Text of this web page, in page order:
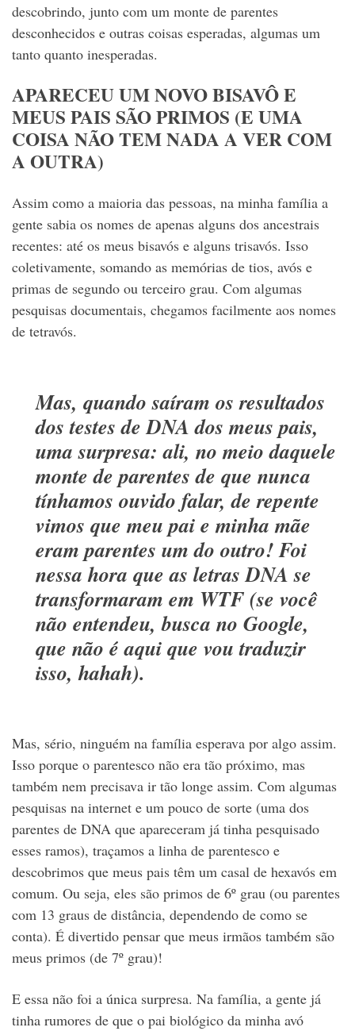
descobrindo, junto com um monte de parentes
desconhecidos e outras coisas esperadas, algumas um
tanto quanto inesperadas.
APARECEU UM NOVO BISAVÔ E
MEUS PAIS SÃO PRIMOS (E UMA
COISA NÃO TEM NADA A VER COM
A OUTRA)
Assim como a maioria das pessoas, na minha família a
gente sabia os nomes de apenas alguns dos ancestrais
recentes: até os meus bisavós e alguns trisavós. Isso
coletivamente, somando as memórias de tios, avós e
primas de segundo ou terceiro grau. Com algumas
pesquisas documentais, chegamos facilmente aos nomes
de tetravós.
Mas, quando saíram os resultados
dos testes de DNA dos meus pais,
uma surpresa: ali, no meio daquele
monte de parentes de que nunca
tínhamos ouvido falar, de repente
vimos que meu pai e minha mãe
eram parentes um do outro! Foi
nessa hora que as letras DNA se
transformaram em WTF (se você
não entendeu, busca no Google,
que não é aqui que vou traduzir
isso, hahah).
Mas, sério, ninguém na família esperava por algo assim.
Isso porque o parentesco não era tão próximo, mas
também nem precisava ir tão longe assim. Com algumas
pesquisas na internet e um pouco de sorte (uma dos
parentes de DNA que apareceram já tinha pesquisado
esses ramos), traçamos a linha de parentesco e
descobrimos que meus pais têm um casal de hexavós em
comum. Ou seja, eles são primos de 6º grau (ou parentes
com 13 graus de distância, dependendo de como se
conta). É divertido pensar que meus irmãos também são
meus primos (de 7º grau)!
E essa não foi a única surpresa. Na família, a gente já
tinha rumores de que o pai biológico da minha avó